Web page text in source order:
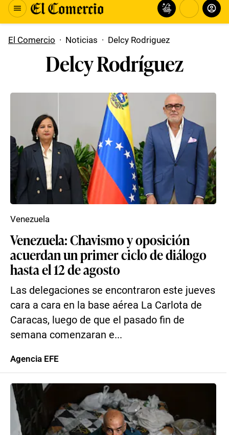
El Comercio · Noticias · Delcy Rodriguez
Delcy Rodríguez
Venezuela: Chavismo y oposición
acuerdan un primer ciclo de diálogo
hasta el 12 de agosto
Las delegaciones se encontraron este jueves
cara a cara en la base aérea La Carlota de
Caracas, luego de que el pasado fin de
semana comenzaran e...
Venezuela
Agencia EFE